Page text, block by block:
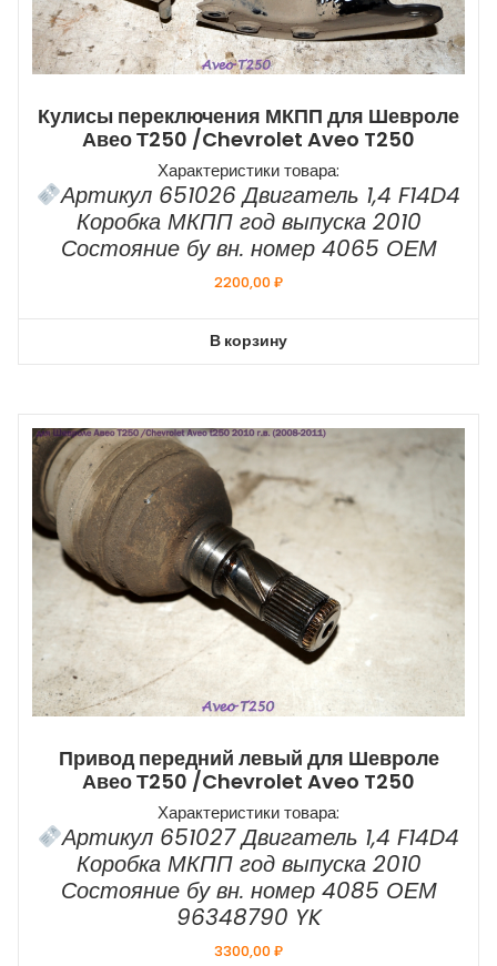
Кулисы переключения МКПП для Шевроле
Авео Т250 /Chevrolet Aveo T250
Характеристики товара:
Артикул 651026 Двигатель 1,4 F14D4
Коробка МКПП год выпуска 2010
Состояние бу вн. номер 4065 ОЕМ
2200,00₽
В корзину
Привод передний левый для Шевроле
Авео Т250 /Chevrolet Aveo T250
Характеристики товара:
Артикул 651027 Двигатель 1,4 F14D4
Коробка МКПП год выпуска 2010
Состояние бу вн. номер 4085 ОЕМ
96348790 YK
3300,00₽